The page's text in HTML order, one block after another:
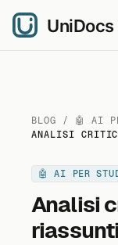
BLOG
🤖 AI
ANALISI
🤖 AI PER
Analisi